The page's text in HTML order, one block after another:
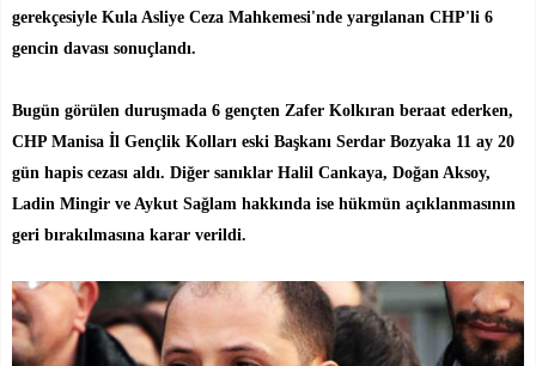
gerekçesiyle Kula Asliye Ceza Mahkemesi'nde yargılanan CHP'li 6
gencin davası sonuçlandı.
Bugün görülen duruşmada 6 gençten Zafer Kolkıran beraat ederken,
CHP Manisa İl Gençlik Kolları eski Başkanı Serdar Bozyaka 11 ay 20
gün hapis cezası aldı. Diğer sanıklar Halil Cankaya, Doğan Aksoy,
Ladin Mingir ve Aykut Sağlam hakkında ise hükmün açıklanmasının
geri bırakılmasına karar verildi.